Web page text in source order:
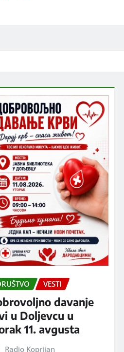
VESTI
davanje
u Doljevcu u
11. avgusta
Radio Koprijan